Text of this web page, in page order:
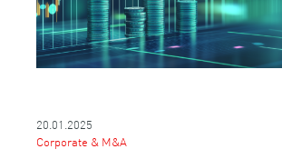
20.01.2025
Corporate & M&A